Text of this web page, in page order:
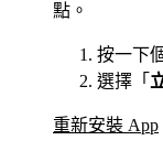
點。
按一下
選擇「
重新安裝 App